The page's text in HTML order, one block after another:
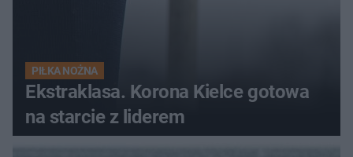
PIŁKA NOŻNA
Ekstraklasa. Korona Kielce gotowa
na starcie z liderem